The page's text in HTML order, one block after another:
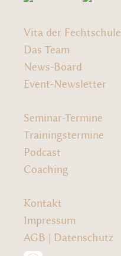
Vita der Fechtschule
Das Team
News-Board
Event-Newsletter
Seminar-Termine
Trainingstermine
Podcast
Coaching
Kontakt
Impressum
AGB
Datenschutz